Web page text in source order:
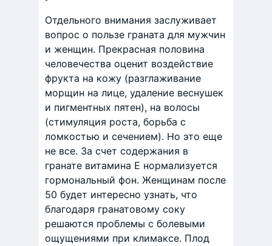
Отдельного внимания заслуживает
вопрос о пользе граната для мужчин
и женщин. Прекрасная половина
человечества оценит воздействие
фрукта на кожу (разглаживание
морщин на лице, удаление веснушек
и пигментных пятен), на волосы
(стимуляция роста, борьба с
ломкостью и сечением). Но это еще
не все. За счет содержания в
гранате витамина Е нормализуется
гормональный фон. Женщинам после
50 будет интересно узнать, что
благодаря гранатовому соку
решаются проблемы с болевыми
ощущениями при климаксе. Плод